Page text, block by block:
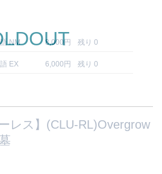
NM 8,000円 残り 0
EX 6,000円 残り 0
レス】(CLU-RL)Overgrow